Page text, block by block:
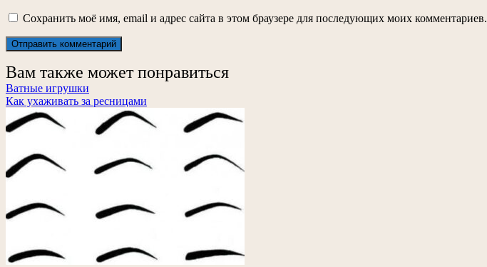
Сохранить моё имя, email и адрес сайта в этом браузере для последующих моих комментариев.
Вам также может понравиться
Ватные игрушки
Как ухаживать за ресницами